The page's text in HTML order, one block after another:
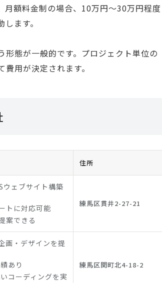
額料金制の場合、10万円〜30万円程度
ます。
態が一般的です。プロジェクト単位の
用が決定されます。
住所
ウェブサイト構築
トに対応可能
案できる
練馬区貫井2-27-21
画・デザインを提
あり
コーディングを実
練馬区関町北4-18-2